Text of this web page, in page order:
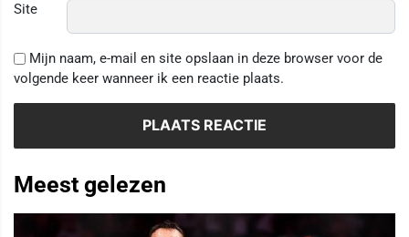
Site
Mijn naam, e-mail en site opslaan in deze browser voor de
volgende keer wanneer ik een reactie plaats.
Meest gelezen